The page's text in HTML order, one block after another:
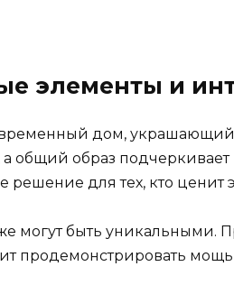
элементы и
дом,
общий образ
для тех, кто ценит
могут быть уникальными.
продемонстрировать мощь